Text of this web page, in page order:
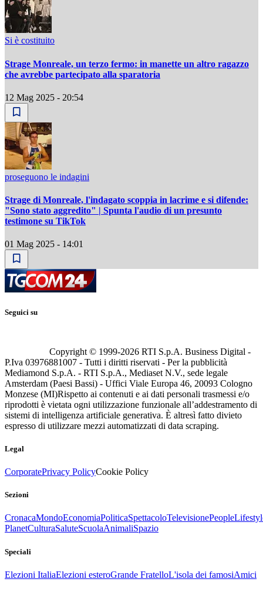
Si è costituito
Strage Monreale, un terzo fermo: in manette un altro ragazzo
che avrebbe partecipato alla sparatoria
12 Mag 2025 - 20:54
proseguono le indagini
Strage di Monreale, l'indagato scoppia in lacrime e si difende:
"Sono stato aggredito" | Spunta l'audio di un presunto
testimone su TikTok
01 Mag 2025 - 14:01
Seguici su
Copyright © 1999-2026 RTI S.p.A. Business Digital -
P.Iva 03976881007 - Tutti i diritti riservati - Per la pubblicità
Mediamond S.p.A. - RTI S.p.A., Mediaset N.V., sede legale
Amsterdam (Paesi Bassi) - Uffici Viale Europa 46, 20093 Cologno
Monzese (MI)Rispetto ai contenuti e ai dati personali trasmessi e/o
riprodotti è vietata ogni utilizzazione funzionale all’addestramento di
sistemi di intelligenza artificiale generativa. È altresì fatto divieto
espresso di utilizzare mezzi automatizzati di data scraping.
Legal
CorporatePrivacy PolicyCookie Policy
Sezioni
CronacaMondoEconomiaPoliticaSpettacoloTelevisionePeople
PlanetCulturaSaluteScuolaAnimaliSpazio
Speciali
Elezioni ItaliaElezioni esteroGrande FratelloL'isola dei famosiAmici